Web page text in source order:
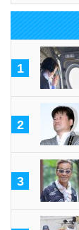
1
2
3